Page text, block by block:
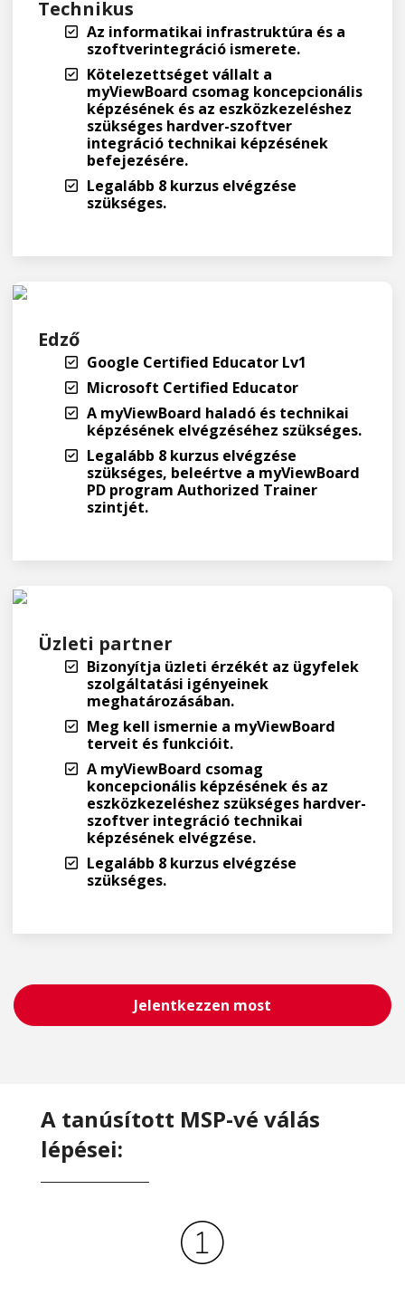
Technikus
Az informatikai infrastruktúra és a
szoftverintegráció ismerete.
Kötelezettséget vállalt a
myViewBoard csomag koncepcionális
képzésének és az eszközkezeléshez
szükséges hardver-szoftver
integráció technikai képzésének
befejezésére.
Legalább 8 kurzus elvégzése
szükséges.
Edző
Google Certified Educator Lv1
Microsoft Certified Educator
A myViewBoard haladó és technikai
képzésének elvégzéséhez szükséges.
Legalább 8 kurzus elvégzése
szükséges, beleértve a myViewBoard
PD program Authorized Trainer
szintjét.
Üzleti partner
Bizonyítja üzleti érzékét az ügyfelek
szolgáltatási igényeinek
meghatározásában.
Meg kell ismernie a myViewBoard
terveit és funkcióit.
A myViewBoard csomag
koncepcionális képzésének és az
eszközkezeléshez szükséges hardver-
szoftver integráció technikai
képzésének elvégzése.
Legalább 8 kurzus elvégzése
szükséges.
Jelentkezzen most
A tanúsított MSP-vé válás
lépései: